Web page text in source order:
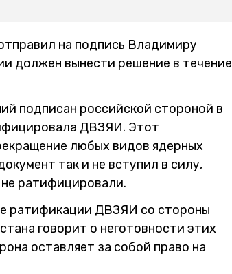
на подпись Владимиру
должен вынести решение в течение
подписан российской стороной в
ДВЗЯИ. Этот
любых видов ядерных
так и не вступил в силу,
не ратифицировали.
ратификации ДВЗЯИ со стороны
говорит о неготовности этих
оставляет за собой право на